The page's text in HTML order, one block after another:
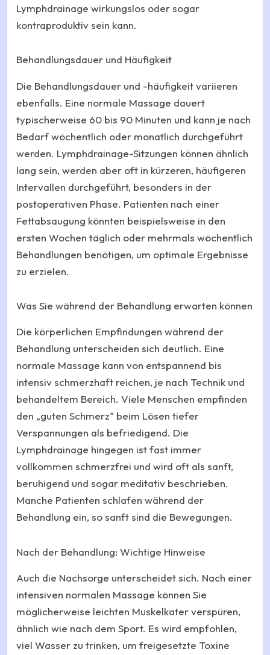
Lymphdrainage wirkungslos oder sogar
kontraproduktiv sein kann.
Behandlungsdauer und Häufigkeit
Die Behandlungsdauer und -häufigkeit variieren
ebenfalls. Eine normale Massage dauert
typischerweise 60 bis 90 Minuten und kann je nach
Bedarf wöchentlich oder monatlich durchgeführt
werden. Lymphdrainage-Sitzungen können ähnlich
lang sein, werden aber oft in kürzeren, häufigeren
Intervallen durchgeführt, besonders in der
postoperativen Phase. Patienten nach einer
Fettabsaugung könnten beispielsweise in den
ersten Wochen täglich oder mehrmals wöchentlich
Behandlungen benötigen, um optimale Ergebnisse
zu erzielen.
Was Sie während der Behandlung erwarten können
Die körperlichen Empfindungen während der
Behandlung unterscheiden sich deutlich. Eine
normale Massage kann von entspannend bis
intensiv schmerzhaft reichen, je nach Technik und
behandeltem Bereich. Viele Menschen empfinden
den „guten Schmerz“ beim Lösen tiefer
Verspannungen als befriedigend. Die
Lymphdrainage hingegen ist fast immer
vollkommen schmerzfrei und wird oft als sanft,
beruhigend und sogar meditativ beschrieben.
Manche Patienten schlafen während der
Behandlung ein, so sanft sind die Bewegungen.
Nach der Behandlung: Wichtige Hinweise
Auch die Nachsorge unterscheidet sich. Nach einer
intensiven normalen Massage können Sie
möglicherweise leichten Muskelkater verspüren,
ähnlich wie nach dem Sport. Es wird empfohlen,
viel Wasser zu trinken, um freigesetzte Toxine